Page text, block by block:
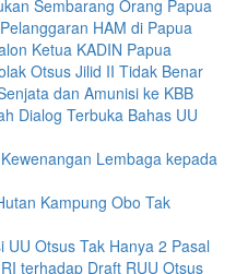
Sembarang Orang Papua
HAM di Papua
Ketua KADIN Papua
Otsus Jilid II Tidak Benar
dan Amunisi ke KBB
Dialog Terbuka Bahas UU
Lembaga kepada
Kampung Obo Tak
Otsus Tak Hanya 2 Pasal
terhadap Draft RUU Otsus